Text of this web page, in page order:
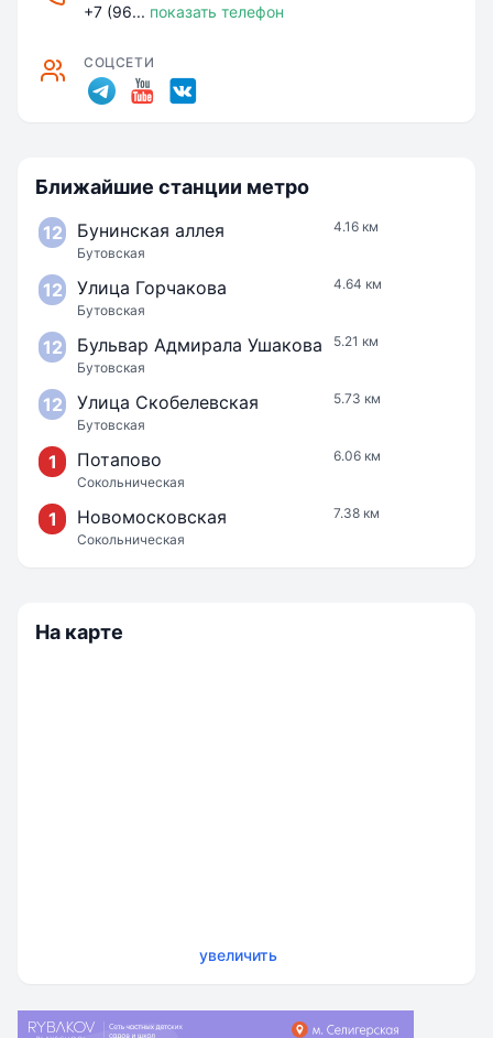
+7 (96... показать телефон
СОЦСЕТИ
Ближайшие станции метро
12 Бунинская аллея
Бутовская
4.16 км
12 Улица Горчакова
Бутовская
4.64 км
12 Бульвар Адмирала Ушакова
Бутовская
5.21 км
12 Улица Скобелевская
Бутовская
5.73 км
1 Потапово
Сокольническая
6.06 км
1 Новомосковская
Сокольническая
7.38 км
На карте
увеличить